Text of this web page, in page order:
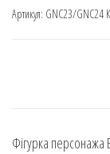
Артикул: GNC23/GNC24
Фігурка персонажа